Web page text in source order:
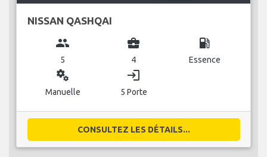
NISSAN QASHQAI
group
5
business_center
4
local_gas_station
Essence
miscellaneous_services
Manuelle
login
5 Porte
CONSULTEZ LES DÉTAILS...